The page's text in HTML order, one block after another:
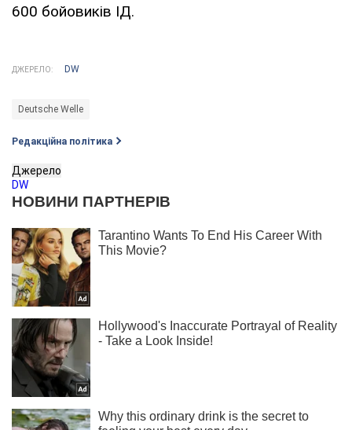
600 бойовиків ІД.
ДЖЕРЕЛО: DW
Deutsche Welle
Редакційна політика
Джерело
DW